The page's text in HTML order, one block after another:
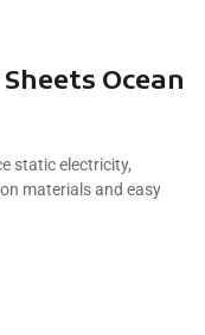
Ocean
static electricity,
materials and easy